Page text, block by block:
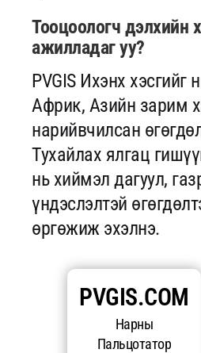
Тооцоологч дэлхийн
ажилладаг уу?
PVGIS Ихэнх хэсгийг
Африк, Азийн зарим
нарийвчилсан
Тухайлах ялгац
нь хиймэл дагуул,
үндэслэлтэй
өргөжиж эхэлнэ.
PVGIS.COM
Нарны
Пальцотатор